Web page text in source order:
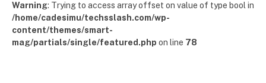
Warning: Trying to access array offset on value of type bool in
/home/cadesimu/techsslash.com/wp-
content/themes/smart-
mag/partials/single/featured.php on line 78